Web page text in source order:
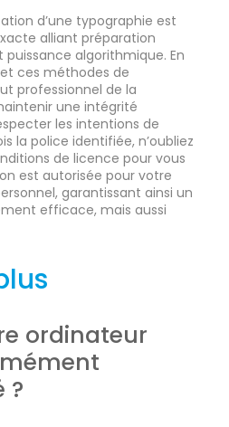
d’une typographie est
alliant préparation
algorithmique. En
ces méthodes de
professionnel de la
une intégrité
les intentions de
la police identifiée, n’oubliez
de licence pour vous
est autorisée pour votre
garantissant ainsi un
efficace, mais aussi
ordinateur
?